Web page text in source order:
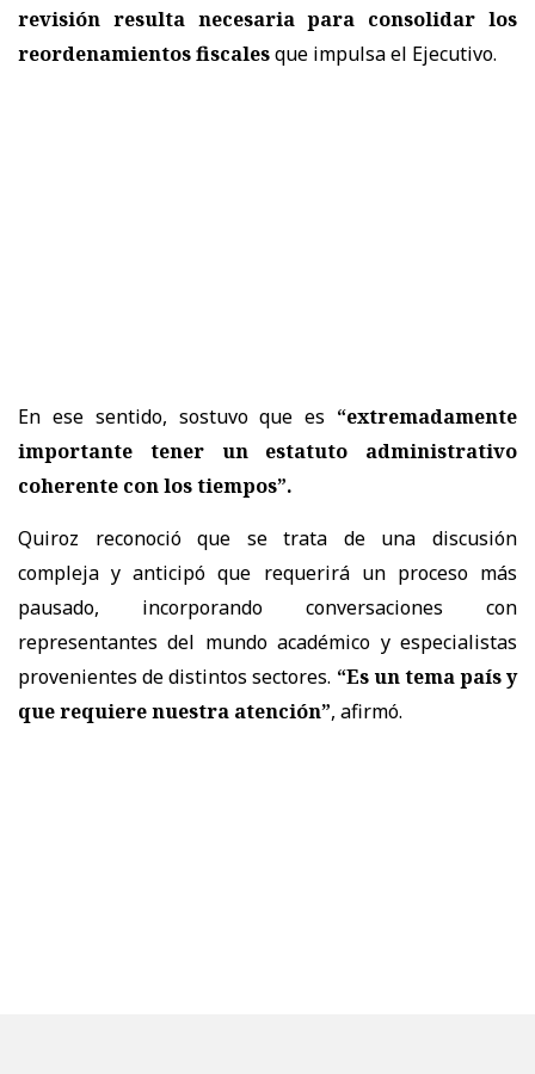
revisión resulta necesaria para consolidar los
reordenamientos fiscalesque impulsa el Ejecutivo.
En ese sentido, sostuvo que es “extremadamente
importante tener un estatuto administrativo
coherente con los tiempos”.
Quiroz reconoció que se trata de una discusión
compleja y anticipó que requerirá un proceso más
pausado, incorporando conversaciones con
representantes del mundo académico y especialistas
provenientes de distintos sectores. “Es un tema país y
que requiere nuestra atención”, afirmó.